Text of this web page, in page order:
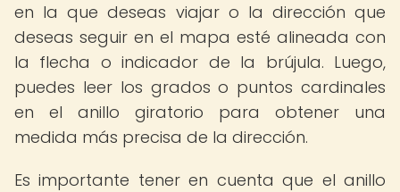
en la que deseas viajar o la dirección que
deseas seguir en el mapa esté alineada con
la flecha o indicador de la brújula. Luego,
puedes leer los grados o puntos cardinales
en el anillo giratorio para obtener una
medida más precisa de la dirección.
Es importante tener en cuenta que el anillo